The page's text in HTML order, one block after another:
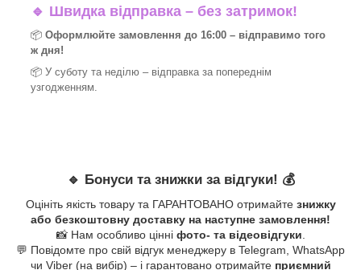
🔹 Швидка відправка – без затримок!
📦 Оформлюйте замовлення до 16:00 – відправимо того
ж дня!
📦 У суботу та неділю – відправка за попереднім
узгодженням.
🔹 Бонуси та знижки за відгуки! 💰
Оцініть якість товару та ГАРАНТОВАНО отримайте знижку
або безкоштовну доставку на наступне замовлення!
📸 Нам особливо цінні фото- та відеовідгуки.
💬 Повідомте про свій відгук менеджеру в Telegram, WhatsApp
чи Viber (на вибір) – і гарантовано отримайте приємний